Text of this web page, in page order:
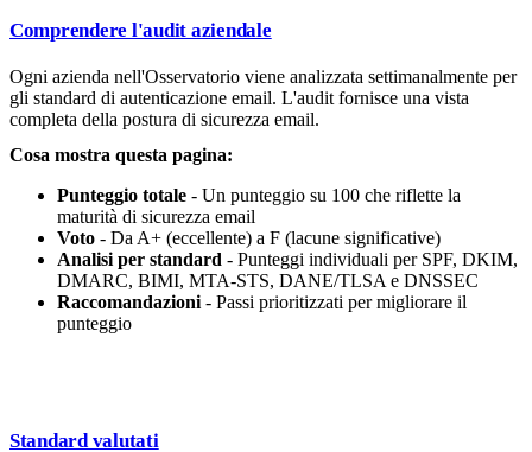
Comprendere l'audit aziendale
Ogni azienda nell'Osservatorio viene analizzata settimanalmente per
gli standard di autenticazione email. L'audit fornisce una vista
completa della postura di sicurezza email.
Cosa mostra questa pagina:
Punteggio totale - Un punteggio su 100 che riflette la
maturità di sicurezza email
Voto - Da A+ (eccellente) a F (lacune significative)
Analisi per standard - Punteggi individuali per SPF, DKIM,
DMARC, BIMI, MTA-STS, DANE/TLSA e DNSSEC
Raccomandazioni - Passi prioritizzati per migliorare il
punteggio
Standard valutati